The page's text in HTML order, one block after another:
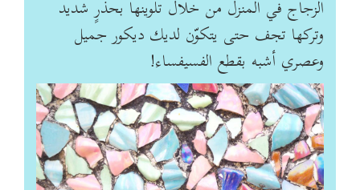
الزجاج في المنزل من خلال تلوينها بحذرٍ شديد
وتركها تجف حتى يتكوّن لديك ديكور جميل
وعصري أشبه بقطع الفسيفساء!